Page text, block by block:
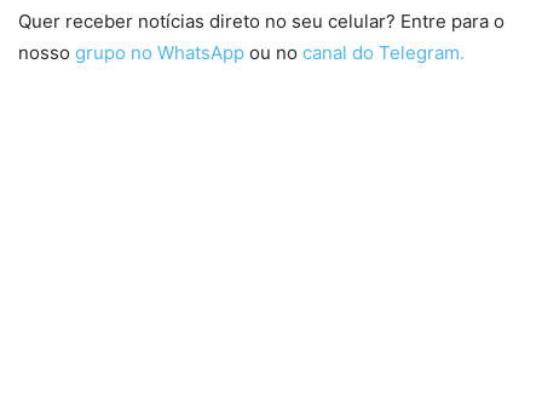
Quer receber notícias direto no seu celular? Entre para o
nosso grupo no WhatsApp ou no canal do Telegram.